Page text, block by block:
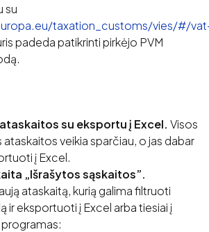
su
taxation_customs/vies/#/
padeda patikrinti pirkėjo PVM
su eksportu į Excel. Visos
veikia sparčiau, o jas dabar
į Excel.
„Išrašytos sąskaitos”.
ataskaitą, kurią galima filtruoti
ir eksportuoti į Excel arba tiesiai į